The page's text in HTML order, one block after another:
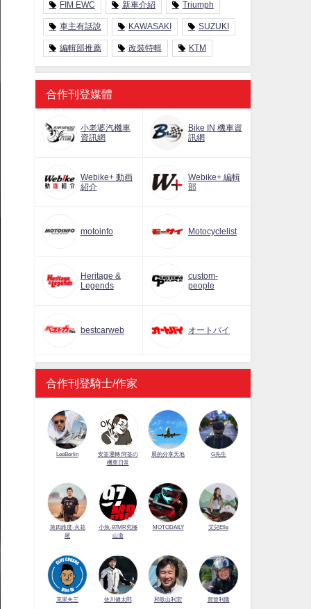
FIM EWC 新車介紹 Triumph
車主有話說 KAWASAKI SUZUKI
編輯部推薦 改裝特輯 KTM
合作刊登媒體
小老婆汽機車
資訊網
Bike IN 機車資
訊網
Webike+ 動画
紹介
Webike+ 編輯
部
motoinfo Motocyclelist
Heritage &
Legends
custom-
people
bestcarweb オートバイ
合作刊登騎士/作家
LeeBerlin
安筌運轉 阿筌の
機車日常
展的分享天地 G先生
第四維度-火花
羅
小魚-97MR究極
山道
MOTODAILY 艾兒Elle
克里夫三 佐川健太郎 和歌山利宏 賀曾利隆